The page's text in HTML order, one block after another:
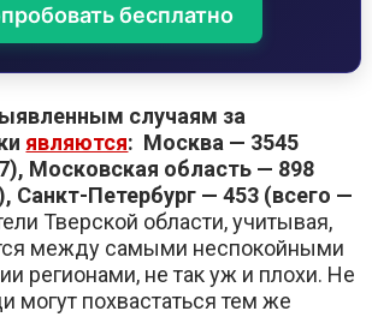
бесплатно
случаям за
являются: Москва — 3545
Московская область — 898
Санкт-Петербург — 453 (всего —
Тверской области, учитывая,
между самыми неспокойными
регионами, не так уж и плохи. Не
могут похвастаться тем же